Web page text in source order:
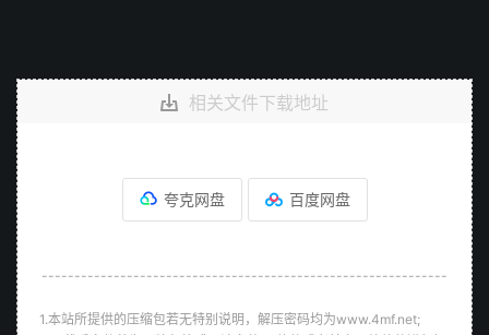
相关文件下载地址
夸克网盘 百度网盘
--------------------------------------------------------------
1.本站所提供的压缩包若无特别说明，解压密码均为www.4mf.net;